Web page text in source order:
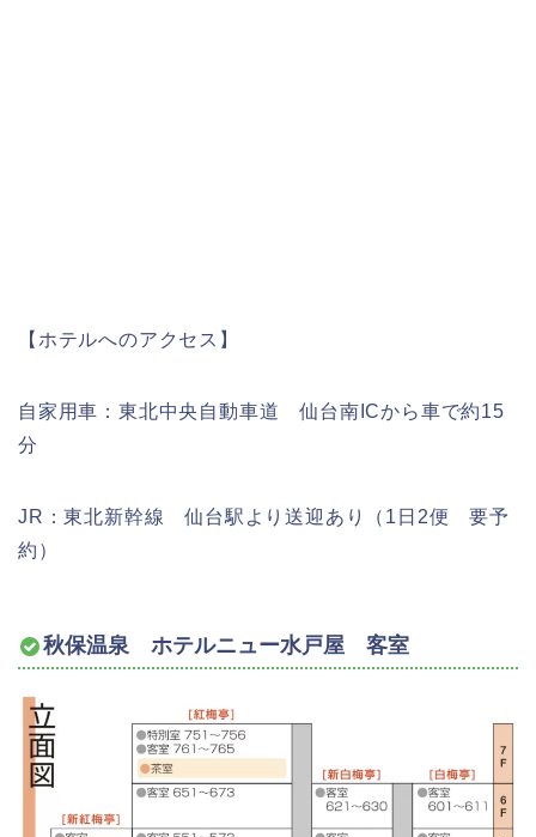
【ホテルへのアクセス】
自家用車：東北中央自動車道 仙台南ICから車で約15
分
JR：東北新幹線 仙台駅より送迎あり（1日2便 要予
約）
秋保温泉 ホテルニュー水戸屋 客室